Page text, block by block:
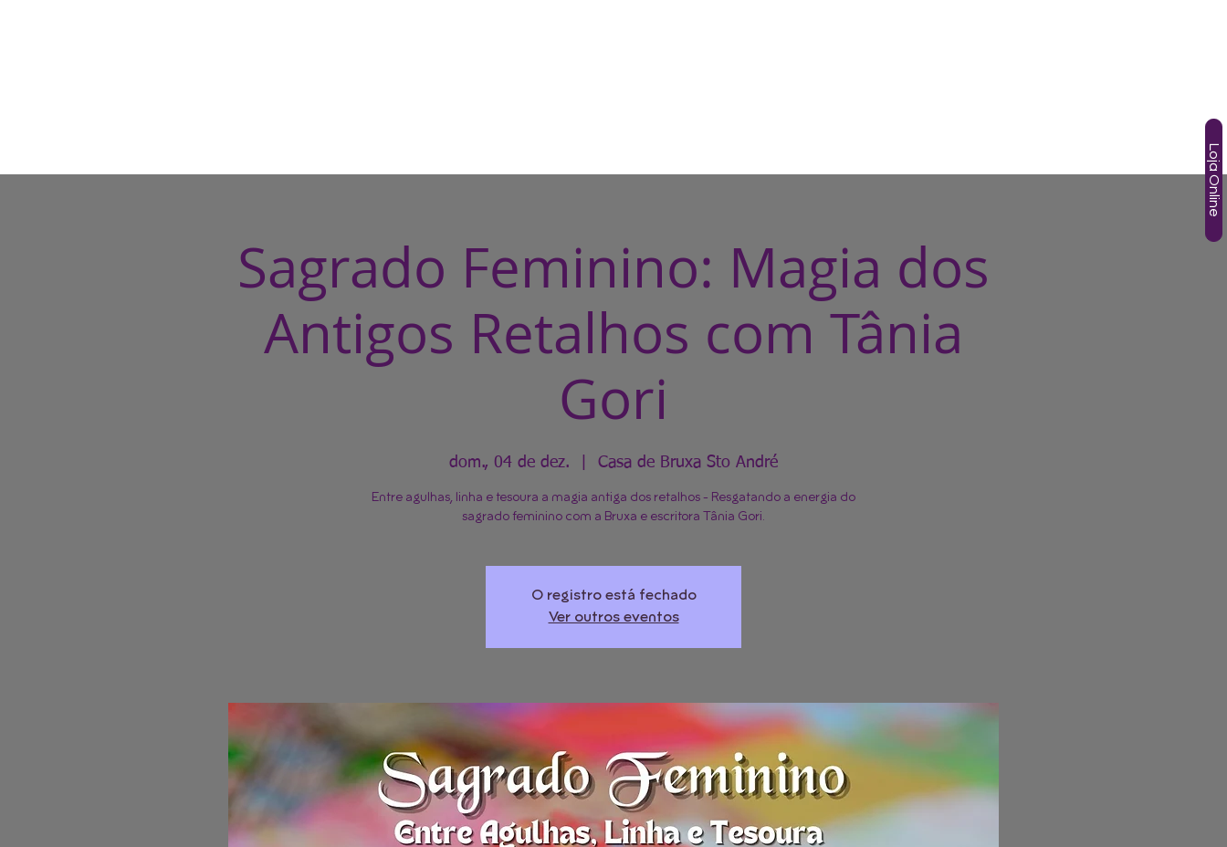
Loja Online
Sagrado Feminino: Magia dos
Antigos Retalhos com Tânia
Gori
dom., 04 de dez. Casa de Bruxa Sto André
Entre agulhas, linha e tesoura a magia antiga dos retalhos - Resgatando a energia do
sagrado feminino com a Bruxa e escritora Tânia Gori.
O registro está fechado
Ver outros eventos